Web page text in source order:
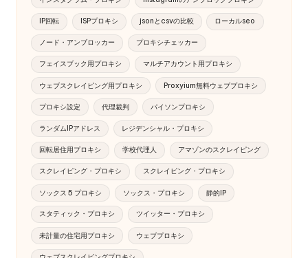
IP回転 ISPプロキシ jsonとcsvの比較 ローカルseo
ノード・アンブロッカー プロキシチェッカー
フェイスブック用プロキシ マルチアカウント用プロキシ
ウェブスクレイピング用プロキシ Proxyium無料ウェブプロキシ
プロキシ設定 代理裁判 パイソンプロキシ
ランダムIPアドレス レジデンシャル・プロキシ
回転居住用プロキシ 学校代理人 アマゾンのスクレイピング
スクレイピング・プロキシ スクレイピング・プロキシ
ソックス 5 プロキシ ソックス・プロキシ 静的IP
スタティック・プロキシ ツイッター・プロキシ
未計量の住宅用プロキシ ウェブプロキシ